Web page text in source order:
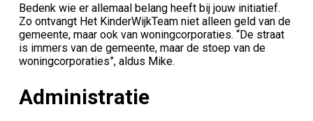
Bedenk wie er allemaal belang heeft bij jouw initiatief.
Zo ontvangt Het KinderWijkTeam niet alleen geld van de
gemeente, maar ook van woningcorporaties. “De straat
is immers van de gemeente, maar de stoep van de
woningcorporaties”, aldus Mike.
Administratie